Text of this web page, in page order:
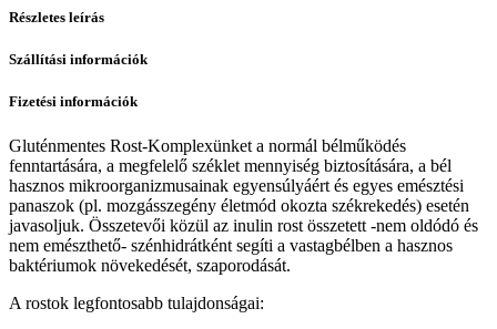
Részletes leírás
Szállítási információk
Fizetési információk
Gluténmentes Rost-Komplexünket a normál bélműködés
fenntartására, a megfelelő széklet mennyiség biztosítására, a bél
hasznos mikroorganizmusainak egyensúlyáért és egyes emésztési
panaszok (pl. mozgásszegény életmód okozta székrekedés) esetén
javasoljuk. Összetevői közül az inulin rost összetett -nem oldódó és
nem emészthető- szénhidrátként segíti a vastagbélben a hasznos
baktériumok növekedését, szaporodását.
A rostok legfontosabb tulajdonságai: